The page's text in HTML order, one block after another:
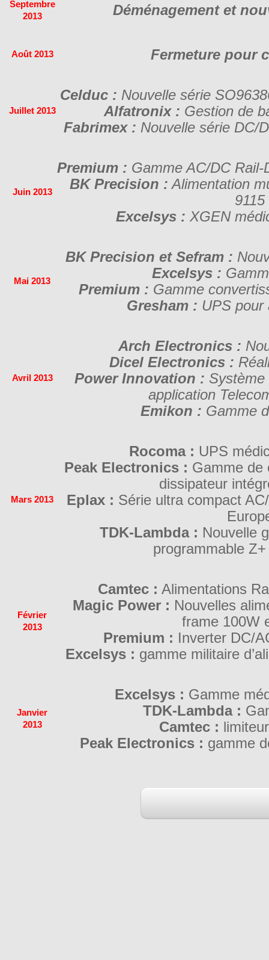
Septembre
2013
Déménagement et
Août 2013 Fermeture pour
Juillet 2013
Celduc : Nouvelle série
Alfatronix : Gestion de
Fabrimex : Nouvelle série DC/
Juin 2013
Premium : Gamme AC/DC
BK Precision : Alimentation
9115
Excelsys : XGEN
Mai 2013
BK Precision et Sefram :
Excelsys :
Premium : Gamme
Gresham : UPS pour
Avril 2013
Arch Electronics :
Dicel Electronics :
Power Innovation : Système
application
Emikon : Gamme
Mars 2013
Rocoma : UPS
Peak Electronics : Gamme de
dissipateur
Eplax : Série ultra compact
TDK-Lambda : Nouvelle
programmable
Février
2013
Camtec : Alimentations
Magic Power : Nouvelles
frame 100W
Premium : Inverter DC/
Excelsys : gamme militaire
Janvier
2013
Excelsys : Gamme
TDK-Lambda :
Camtec :
Peak Electronics : gamme